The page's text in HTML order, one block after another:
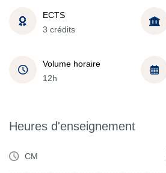
ECTS
3 crédits
Volume horaire
12h
Heures d'enseignement
CM